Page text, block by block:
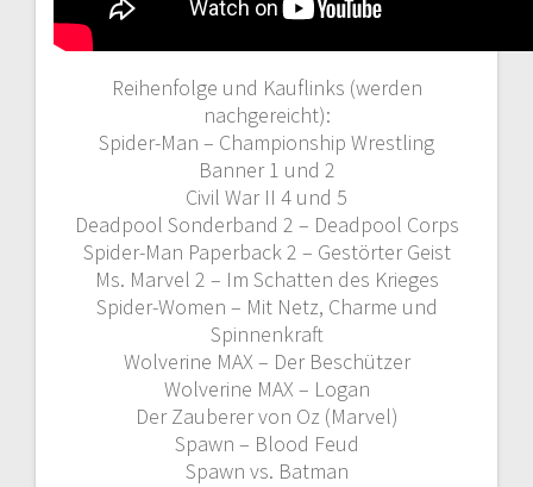
Reihenfolge und Kauflinks (werden
nachgereicht):
Spider-Man – Championship Wrestling
Banner 1 und 2
Civil War II 4 und 5
Deadpool Sonderband 2 – Deadpool Corps
Spider-Man Paperback 2 – Gestörter Geist
Ms. Marvel 2 – Im Schatten des Krieges
Spider-Women – Mit Netz, Charme und
Spinnenkraft
Wolverine MAX – Der Beschützer
Wolverine MAX – Logan
Der Zauberer von Oz (Marvel)
Spawn – Blood Feud
Spawn vs. Batman